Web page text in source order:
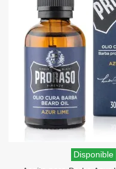
Disponible